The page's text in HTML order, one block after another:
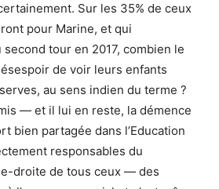
Sur les 35% de ceux
pour Marine, et qui
tour en 2017, combien le
de voir leurs enfants
au sens indien du terme ?
— et il lui en reste, la démence
bien partagée dans l’Education
responsables du
droite de tous ceux — des